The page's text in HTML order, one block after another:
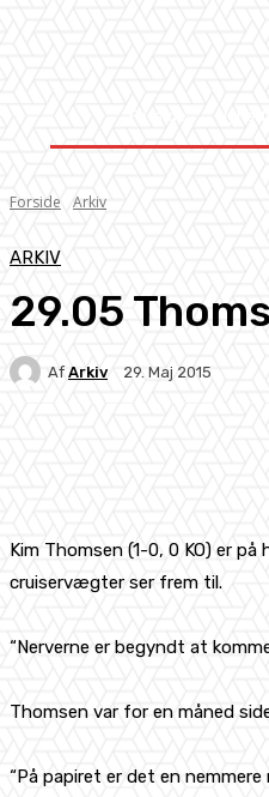
Forside Arkiv
ARKIV
29.05
Af Arkiv 29. Maj 2015
Kim Thomsen (1-0, 0 KO) er
cruiservægter ser frem til.
“Nerverne er begyndt at
Thomsen var for en måned
“På papiret er det en